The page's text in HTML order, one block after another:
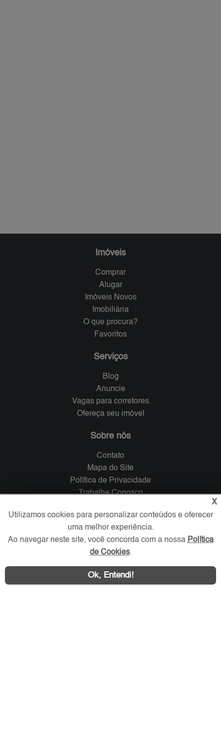
Imóveis
Comprar
Alugar
Imóveis Novos
Imobiliária
O que procura?
Favoritos
Serviços
Blog
Anuncie
Vagas para corretores
Ofereça seu imóvel
Sobre nós
Contato
Mapa do Site
Política de Privacidade
Trabalhe Conosco
Verificada por
Redes Sociais
X
Utilizamos cookies para personalizar conteúdos e oferecer
uma melhor experiência.
Ao navegar neste site, você concorda com a nossa Política
de Cookies.
Ok, Entendi!